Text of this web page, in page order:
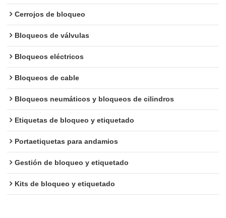
Cerrojos de bloqueo
Bloqueos de válvulas
Bloqueos eléctricos
Bloqueos de cable
Bloqueos neumáticos y bloqueos de cilindros
Etiquetas de bloqueo y etiquetado
Portaetiquetas para andamios
Gestión de bloqueo y etiquetado
Kits de bloqueo y etiquetado